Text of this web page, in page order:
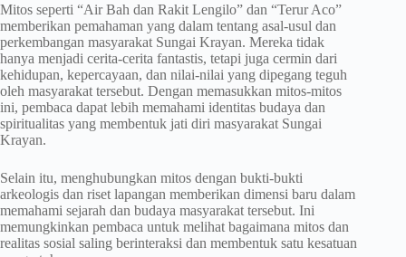
Mitos seperti “Air Bah dan Rakit Lengilo” dan “Terur Aco”
memberikan pemahaman yang dalam tentang asal-usul dan
perkembangan masyarakat Sungai Krayan. Mereka tidak
hanya menjadi cerita-cerita fantastis, tetapi juga cermin dari
kehidupan, kepercayaan, dan nilai-nilai yang dipegang teguh
oleh masyarakat tersebut. Dengan memasukkan mitos-mitos
ini, pembaca dapat lebih memahami identitas budaya dan
spiritualitas yang membentuk jati diri masyarakat Sungai
Krayan.
Selain itu, menghubungkan mitos dengan bukti-bukti
arkeologis dan riset lapangan memberikan dimensi baru dalam
memahami sejarah dan budaya masyarakat tersebut. Ini
memungkinkan pembaca untuk melihat bagaimana mitos dan
realitas sosial saling berinteraksi dan membentuk satu kesatuan